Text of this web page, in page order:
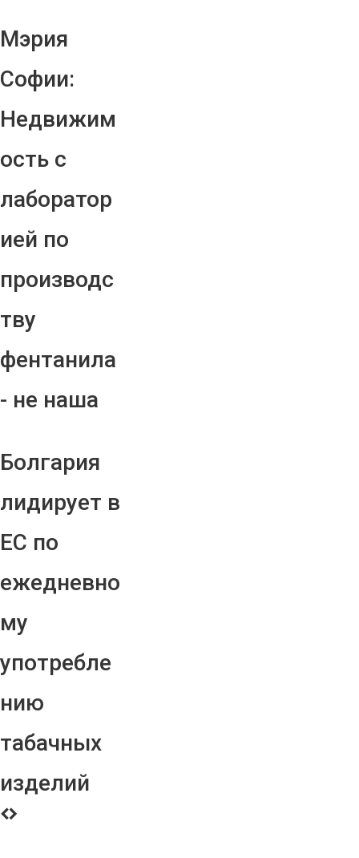
Мэрия
Софии:
Недвижим
ость с
лаборатор
ией по
производс
тву
фентанила
- не наша
Болгария
лидирует в
ЕС по
ежедневно
му
употребле
нию
табачных
изделий